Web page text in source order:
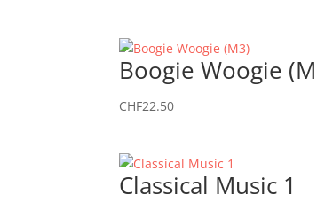
Boogie Woogie
CHF22.50
Classical Music 1